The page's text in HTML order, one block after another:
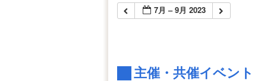
7月 – 9月 2023
主催・共催イベント